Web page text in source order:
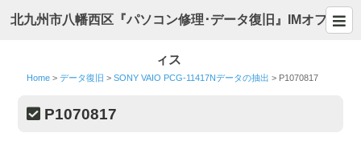
北九州市八幡西区『パソコン修理･データ復旧』IMオフ
ィス
Home >データ復旧 >SONY VAIO PCG-11417Nデータの抽出 > P1070817
P1070817